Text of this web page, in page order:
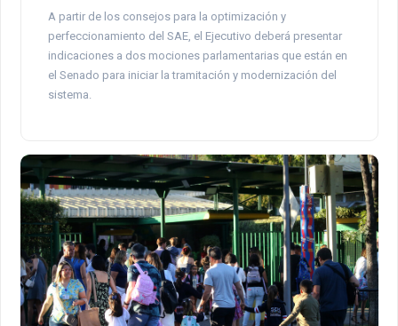
A partir de los consejos para la optimización y
perfeccionamiento del SAE, el Ejecutivo deberá presentar
indicaciones a dos mociones parlamentarias que están en
el Senado para iniciar la tramitación y modernización del
sistema.